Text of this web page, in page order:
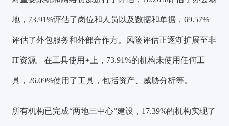
地，73.91%评估了岗位和人员以及数据和单据，69.57%
评估了外包服务和外部合作方。风险评估正逐渐扩展至非
IT资源。在工具使用 上，73.91%的机构未使用任何工
具，26.09%使用了工具，包括资产、威胁分析等。
所有机构已完成“两地三中心”建设，17.39%的机构实现了
获取验证码